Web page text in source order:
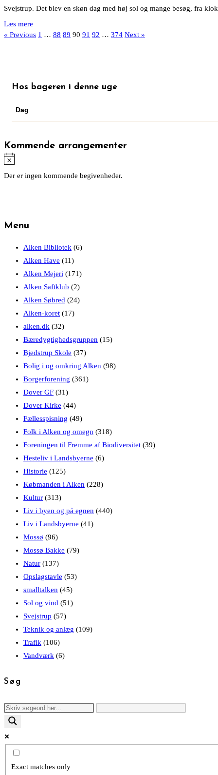
Svejstrup. Det blev en skøn dag med høj sol og mange besøg, fra
« Previous 1 … 88 89 90 91 92 … 374 Next »
Hos bageren i denne uge
Dag
Kommende arrangementer
Der er ingen kommende begivenheder.
Menu
Alken Bibliotek (6)
Alken Have (11)
Alken Mejeri (171)
Alken Saftklub (2)
Alken Søbred (24)
Alken-koret (17)
alken.dk (32)
Bæredygtighedsgruppen (15)
Bjedstrup Skole (37)
Bolig i og omkring Alken (98)
Borgerforening (361)
Dover GF (31)
Dover Kirke (44)
Fællesspisning (49)
Folk i Alken og omegn (318)
Foreningen til Fremme af Biodiversitet (39)
Hesteliv i Landsbyerne (6)
Historie (125)
Købmanden i Alken (228)
Kultur (313)
Liv i byen og på egnen (440)
Liv i Landsbyerne (41)
Mossø (96)
Mossø Bakke (79)
Natur (137)
Opslagstavle (53)
smalltalken (45)
Sol og vind (51)
Svejstrup (57)
Teknik og anlæg (109)
Trafik (106)
Vandværk (6)
Søg
Exact matches only